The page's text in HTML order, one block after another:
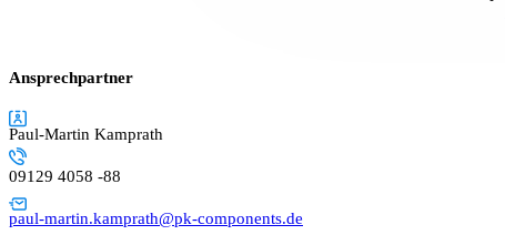
Ansprechpartner
Paul-Martin Kamprath
09129 4058 -88
paul-martin.kamprath@pk-components.de